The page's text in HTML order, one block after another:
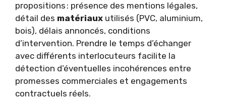
propositions : présence des mentions légales,
détail des matériaux utilisés (PVC, aluminium,
bois), délais annoncés, conditions
d’intervention. Prendre le temps d’échanger
avec différents interlocuteurs facilite la
détection d’éventuelles incohérences entre
promesses commerciales et engagements
contractuels réels.